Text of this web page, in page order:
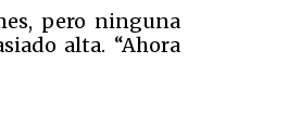
pero ninguna
alta. “Ahora